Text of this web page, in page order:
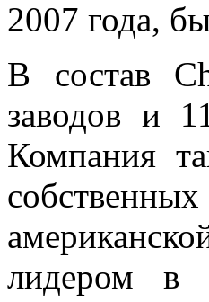
2007 года,
В состав
заводов и
Компания
лидером в